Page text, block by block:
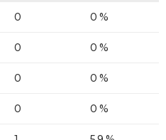
0 0 %
0 0 %
0 0 %
0 0 %